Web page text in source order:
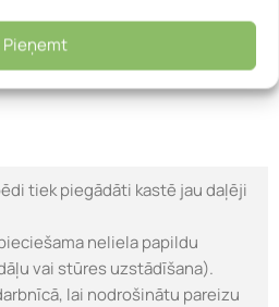
Pieņemt
mm
tiek piegādāti kastē jau daļēji
neliela papildu
vai stūres uzstādīšana).
lai nodrošinātu pareizu